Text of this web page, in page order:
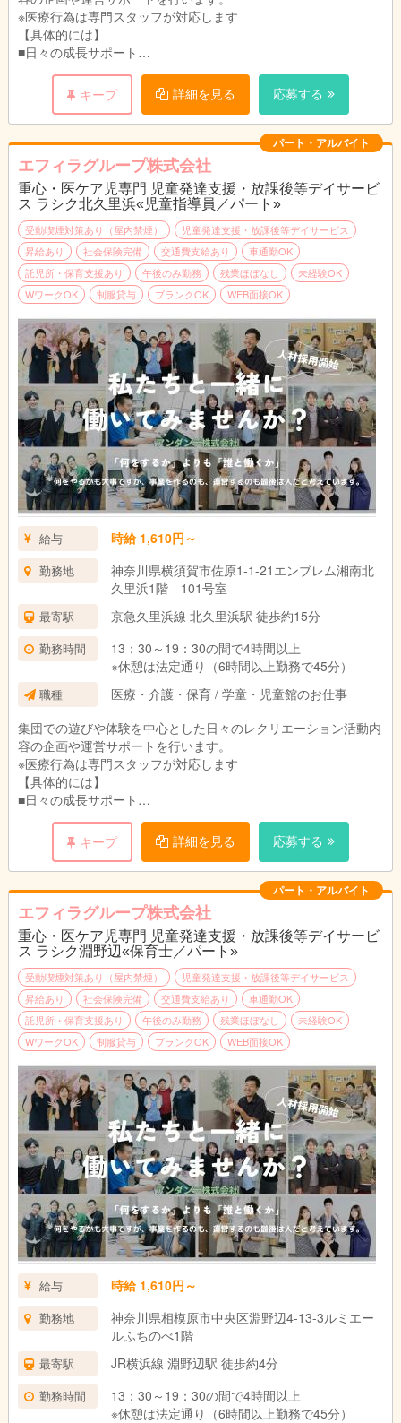
※医療行為は専門スタッフが対応します
【具体的には】
■日々の成長サポート
（施設内・施設外）、車椅子の乗り降りや移動の補助やトイレの
介助、おむつ交換などの生活支援を行います。
季節感のある工作や簡単なクッキングなど、集団での遊びが中心
の活動で、夏祭りなどのイベントも実施。日常生活でのルールや
お友達との関わりなど必要な自立支援を行います。
■送迎（学校、施設、自宅）業務（AT限定可※福祉車両）
学校～施設、施設～自宅など児童の送迎を行います。
■成長の記録、ブログ更新など
日々の様子を保護者に伝える連絡帳入力やブログ更新を行いま
す。
手書き書類はなく、システム上でのパソコン作業となります。
【1日の流れ（1例）】
13:30 出勤・打ち合わせ
14:00 送迎出発
15:00 児童到着
15:30 療育、ケア、プログラム
16:30 帰りの会
17:00 帰り送迎開始・お見送り
17:30 清掃・事務作業など
※勤務時間は相談可能です！
キープ 詳細を見る 応募する
パート・アルバイト
エフィラグループ株式会社
重心・医ケア児専門 児童発達支援・放課後等デイサービ
ス ラシク北久里浜«児童指導員／パート»
受動喫煙対策あり（屋内禁煙）
児童発達支援・放課後等デイサービス
昇給あり
社会保険完備 交通費支給あり
車通勤OK
託児所・保育支援あり
午後のみ勤務 残業ほぼなし
未経験OK
WワークOK
制服貸与 ブランクOK WEB面接OK
給与 時給 1,610円～
勤務地
神奈川県横須賀市佐原1-1-21エンブレム湘南北
久里浜1階 101号室
最寄駅 京急久里浜線 北久里浜駅 徒歩約15分
勤務時間
13：30～19：30の間で4時間以上
※休憩は法定通り（6時間以上勤務で45分）
職種
医療・介護・保育 / 学童・児童館のお仕事
集団での遊びや体験を中心とした日々のレクリエーション活動内
容の企画や運営サポートを行います。
※医療行為は専門スタッフが対応します
【具体的には】
■日々の成長サポート
（施設内・施設外）、車椅子の乗り降りや移動の補助やトイレの
介助、おむつ交換などの生活支援を行います。
季節感のある工作や簡単なクッキングなど、集団での遊びが中心
の活動で、夏祭りなどのイベントも実施。日常生活でのルールや
お友達との関わりなど必要な自立支援を行います。
■送迎（学校、施設、自宅）業務（AT限定可※福祉車両）
学校～施設、施設～自宅など児童の送迎を行います。
■成長の記録、ブログ更新など
日々の様子を保護者に伝える連絡帳入力やブログ更新を行いま
す。
手書き書類はなく、システム上でのパソコン作業となります。
【1日の流れ（1例）】
13:30 出勤・打ち合わせ
14:00 送迎出発
15:00 児童到着
15:30 療育、ケア、プログラム
16:30 帰りの会
17:00 帰り送迎開始・お見送り
17:30 清掃・事務作業など
※勤務時間は相談可能です！
キープ 詳細を見る 応募する
パート・アルバイト
エフィラグループ株式会社
重心・医ケア児専門 児童発達支援・放課後等デイサービ
ス ラシク淵野辺«保育士／パート»
受動喫煙対策あり（屋内禁煙）
児童発達支援・放課後等デイサービス
昇給あり
社会保険完備 交通費支給あり
車通勤OK
託児所・保育支援あり
午後のみ勤務 残業ほぼなし
未経験OK
WワークOK
制服貸与 ブランクOK WEB面接OK
給与 時給 1,610円～
勤務地
神奈川県相模原市中央区淵野辺4-13-3ルミエー
ルふちのべ1階
最寄駅 JR横浜線 淵野辺駅 徒歩約4分
勤務時間
13：30～19：30の間で4時間以上
※休憩は法定通り（6時間以上勤務で45分）